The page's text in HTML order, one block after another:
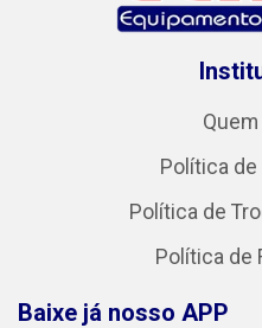
Política
Política de
Política de
Baixe já nosso APP